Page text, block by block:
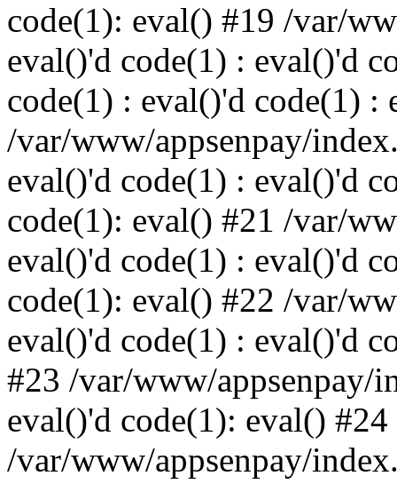
code(1): eval() #19 /var/
eval()'d code(1) : eval()'d
code(1) : eval()'d code(1) :
/var/www/appsenpay/
eval()'d code(1) : eval()'d
code(1): eval() #21 /var/
eval()'d code(1) : eval()'d
code(1): eval() #22 /var/
eval()'d code(1) : eval()'d
#23 /var/www/appsenpay/
eval()'d code(1): eval() #24
/var/www/appsenpay/